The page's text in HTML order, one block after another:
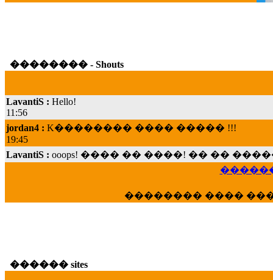
�������� - Shouts
11:56
jordan4 :K�������� ���� ����� !!!
19:45
LavantiS :ooops! ���� �� ����! �� ��
���; ���� ��� ��� �������� ����
veronica :E���� 2012 ��� ����� ���
�������� ����
������ sites